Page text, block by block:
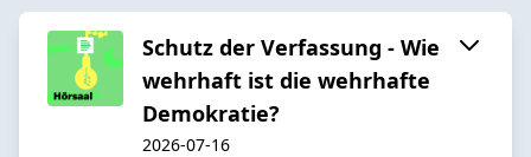
Schutz der Verfassung - Wie
wehrhaft ist die wehrhafte
Demokratie?
2026-07-16